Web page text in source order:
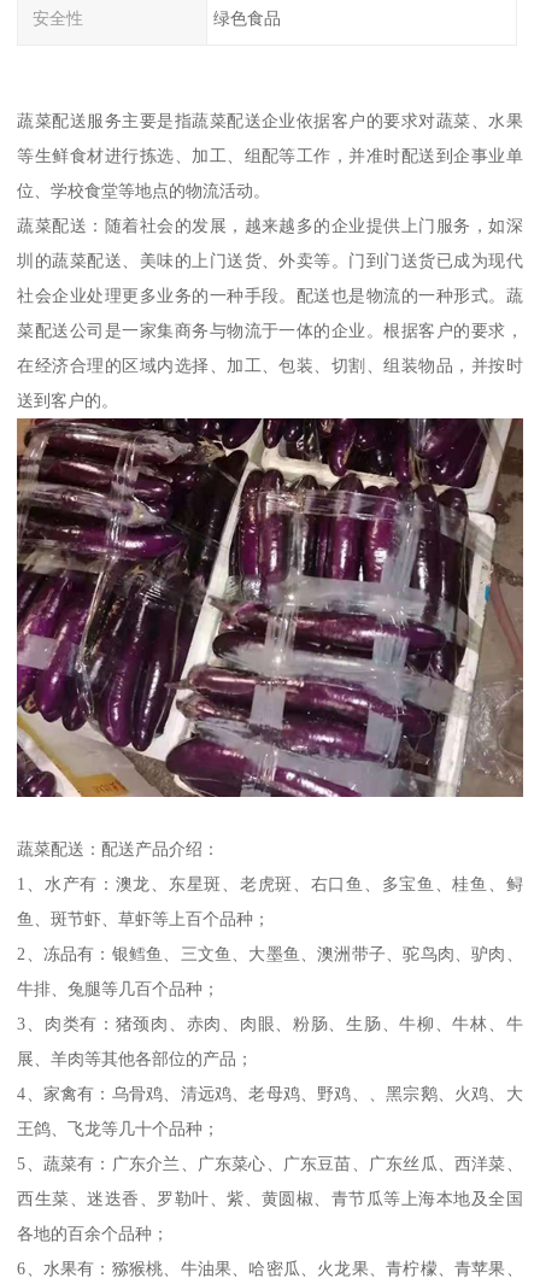
安全性 绿色食品
蔬菜配送服务主要是指蔬菜配送企业依据客户的要求对蔬菜、水果
等生鲜食材进行拣选、加工、组配等工作，并准时配送到企事业单
位、学校食堂等地点的物流活动。
蔬菜配送：随着社会的发展，越来越多的企业提供上门服务，如深
圳的蔬菜配送、美味的上门送货、外卖等。门到门送货已成为现代
社会企业处理更多业务的一种手段。配送也是物流的一种形式。蔬
菜配送公司是一家集商务与物流于一体的企业。根据客户的要求，
在经济合理的区域内选择、加工、包装、切割、组装物品，并按时
送到客户的。
蔬菜配送：配送产品介绍：
1、水产有：澳龙、东星斑、老虎斑、右口鱼、多宝鱼、桂鱼、鲟
鱼、斑节虾、草虾等上百个品种；
2、冻品有：银鳕鱼、三文鱼、大墨鱼、澳洲带子、驼鸟肉、驴肉、
牛排、兔腿等几百个品种；
3、肉类有：猪颈肉、赤肉、肉眼、粉肠、生肠、牛柳、牛林、牛
展、羊肉等其他各部位的产品；
4、家禽有：乌骨鸡、清远鸡、老母鸡、野鸡、、黑宗鹅、火鸡、大
王鸽、飞龙等几十个品种；
5、蔬菜有：广东介兰、广东菜心、广东豆苗、广东丝瓜、西洋菜、
西生菜、迷迭香、罗勒叶、紫、黄圆椒、青节瓜等上海本地及全国
各地的百余个品种；
6、水果有：猕猴桃、牛油果、哈密瓜、火龙果、青柠檬、青苹果、